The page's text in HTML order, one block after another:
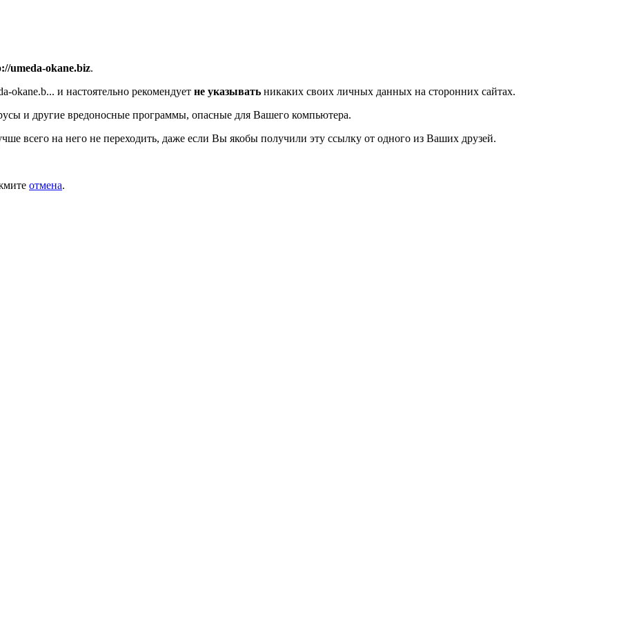
umeda-okane.biz.
okane.b... и настоятельно рекомендует не указывать никаких своих личных данных на сторонних сайтах.
и другие вредоносные программы, опасные для Вашего компьютера.
всего на него не переходить, даже если Вы якобы получили эту ссылку от одного из Ваших друзей.
отмена.